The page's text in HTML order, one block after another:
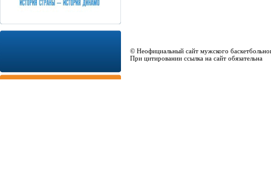
© Неофициальный сайт мужского
При цитировании ссылка на сайт обязательна